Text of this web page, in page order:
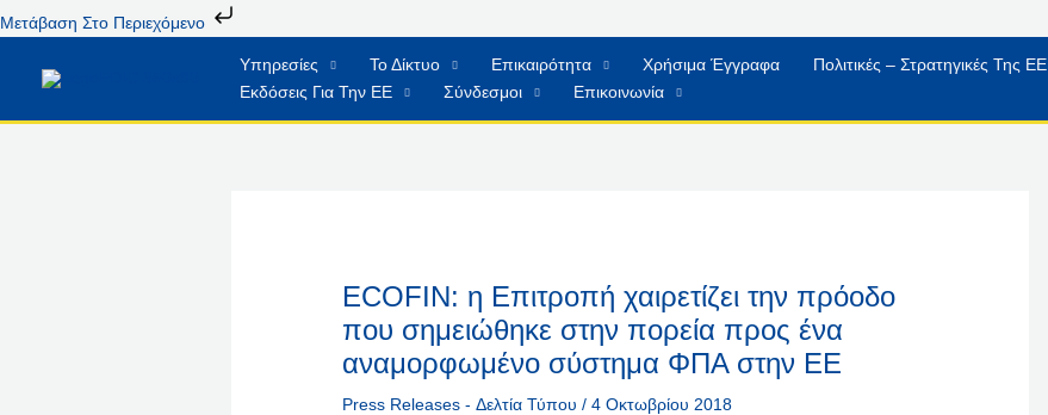
Μετάβαση Στο Περιεχόμενο
Στο
Περιεχόμενο
Υπηρεσίες Το Δίκτυο Επικαιρότητα Χρήσιμα Έγγραφα Πολιτικές – Στρατηγικές Της ΕΕ
Εκδόσεις Για Την ΕΕ
Σύνδεσμοι Επικοινωνία
ECOFIN: η Επιτροπή χαιρετίζει την πρόοδο
που σημειώθηκε στην πορεία προς ένα
αναμορφωμένο σύστημα ΦΠΑ στην ΕΕ
Press Releases - Δελτία Τύπου / 4 Οκτωβρίου 2018